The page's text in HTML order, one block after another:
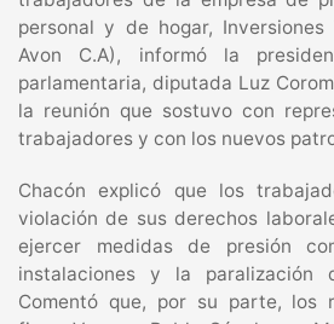
personal y de hogar, Inversiones
Avon C.A), informó la
parlamentaria, diputada Luz
la reunión que sostuvo con
trabajadores y con los nuevos
Chacón explicó que los
violación de sus derechos
ejercer medidas de presión
instalaciones y la paralización
Comentó que, por su parte, los